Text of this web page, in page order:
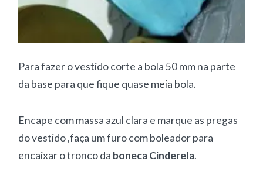
Para fazer o vestido corte a bola 50 mm na parte
da base para que fique quase meia bola.
Encape com massa azul clara e marque as pregas
do vestido ,faça um furo com boleador para
encaixar o tronco da boneca Cinderela.